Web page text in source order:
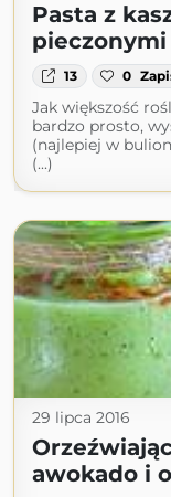
Pasta z
pieczonymi
13 0
Jak większość
bardzo prosto,
(najlepiej w
(...)
29 lipca 2016
awokado i